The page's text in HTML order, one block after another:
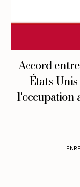
Accord
États-
l'occupation